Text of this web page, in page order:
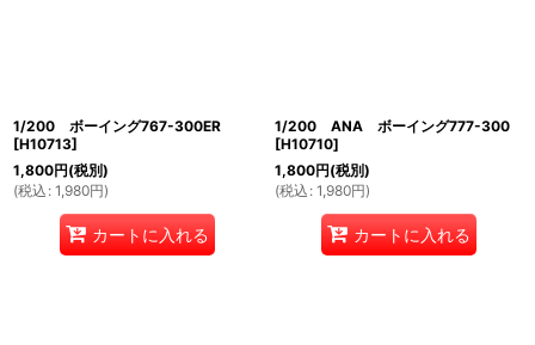
1/200 ボーイング767-300ER
[H10713]
1,800円(税別)
(税込 : 1,980円)
カートに入れる
1/200 ANA ボーイング777-300
[H10710]
1,800円(税別)
(税込 : 1,980円)
カートに入れる